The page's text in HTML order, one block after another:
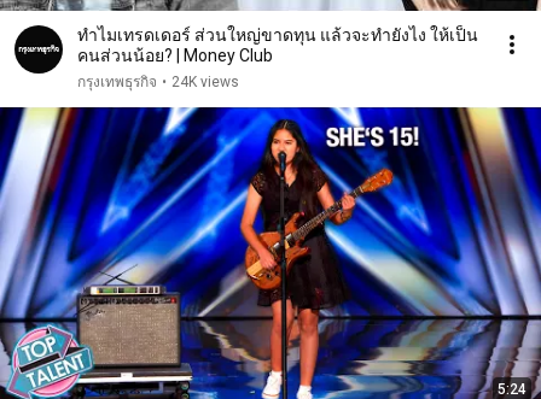
ทำไมเทรดเดอร์ ส่วนใหญ่ขาดทุน แล้วจะทำยังไง ให้เป็น
คนส่วนน้อย? | Money Club
กรุงเทพธุรกิจ • 24K views
5:24